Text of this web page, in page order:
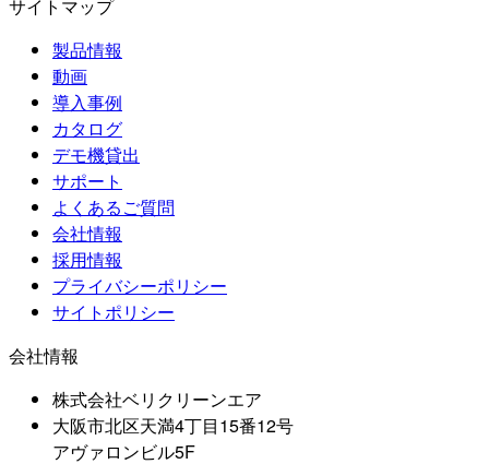
サイトマップ
製品情報
動画
導入事例
カタログ
デモ機貸出
サポート
よくあるご質問
会社情報
採用情報
プライバシーポリシー
サイトポリシー
会社情報
株式会社ベリクリーンエア
大阪市北区天満4丁目15番12号
アヴァロンビル5F